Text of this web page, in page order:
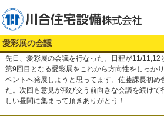
愛彩展の会議
先日、愛彩展の会議を行なった。日程が11/11,12
第9回目となる愛彩展をこれから方向性をしっか
ベントへ発展しようと思ってます。佐藤課長初め
た。次回も意見が飛び交う前向きな会議を続けて
しい昼間に集まって頂きありがとう！